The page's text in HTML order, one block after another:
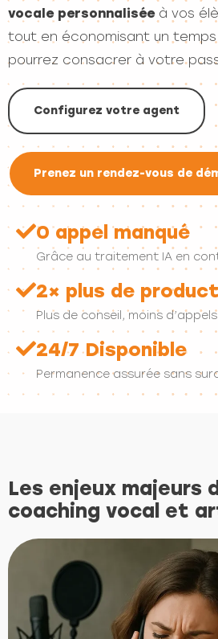
vocale personnaliséeà vos
tout en économisant un temps
pourrez consacrer à votre
Configurez votre agent
Prenez un rendez-vous de
0 appel manqué
Grâce au traitement IA en
2× plus de
Plus de conseil, moins
24/7 Disponible
Permanence assurée sans
Les enjeux majeurs
coaching vocal et